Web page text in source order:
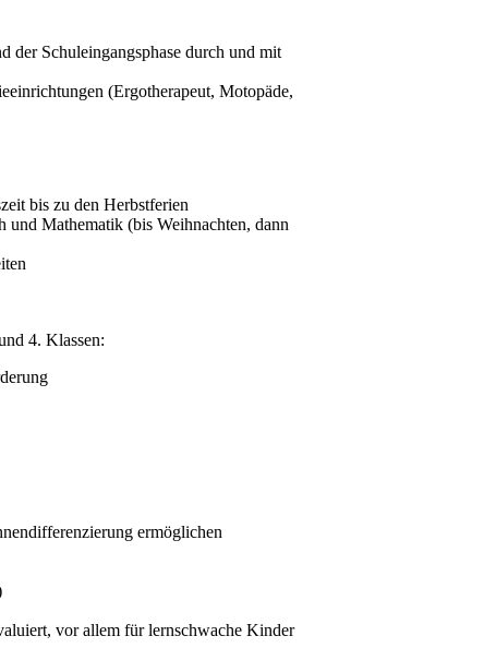
der Schuleingangsphase durch und mit
(Ergotherapeut, Motopäde,
bis zu den Herbstferien
Mathematik (bis Weihnachten, dann
4. Klassen:
ermöglichen
vor allem für lernschwache Kinder